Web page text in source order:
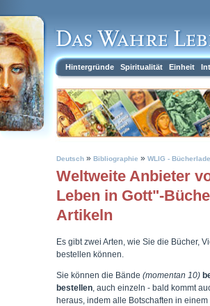
Hintergründe Spiritualität Einheit
Deutsch » Bibliographie » WLIG -
Weltweite Anbieter
Leben in Gott"-
Artikeln
Es gibt zwei Arten, wie Sie die Bücher,
bestellen können.
Sie können die Bände (momentan 10)
bestellen , auch einzeln - bald kommt
heraus, indem alle Botschaften in